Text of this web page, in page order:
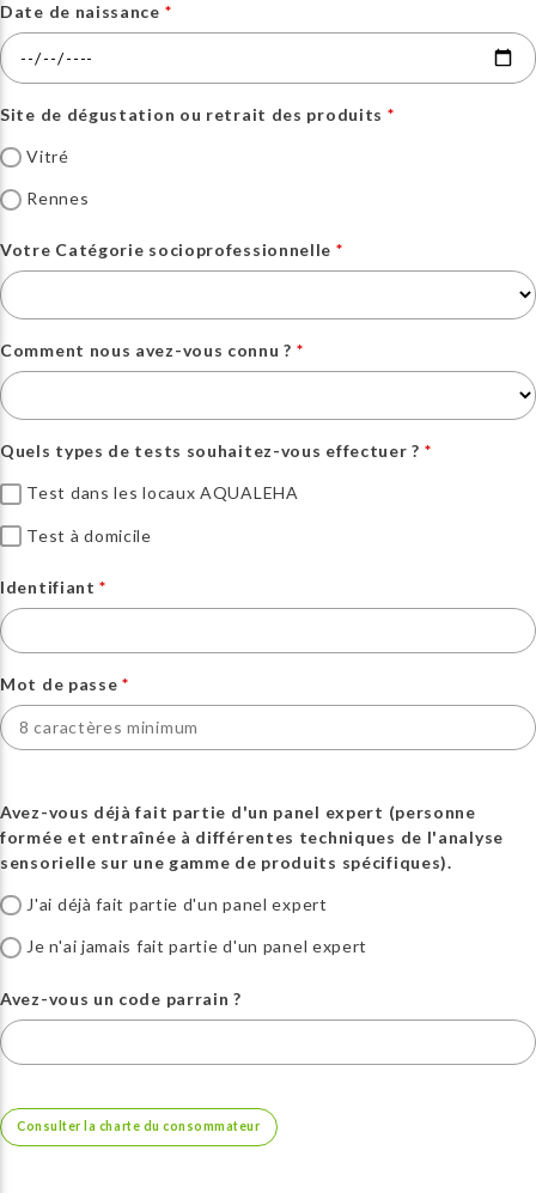
Date de naissance
Site de dégustation ou retrait des produits
Vitré
Rennes
Votre Catégorie socioprofessionnelle
Comment nous avez-vous connu ?
Quels types de tests souhaitez-vous effectuer ?
Test dans les locaux AQUALEHA
Test à domicile
Identifiant
Mot de passe
Avez-vous déjà fait partie d'un panel expert (personne
formée et entraînée à différentes techniques de l'analyse
sensorielle sur une gamme de produits spécifiques).
J'ai déjà fait partie d'un panel expert
Je n'ai jamais fait partie d'un panel expert
Avez-vous un code parrain ?